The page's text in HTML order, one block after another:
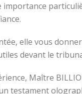
elle vous
devant le
Maître
testament